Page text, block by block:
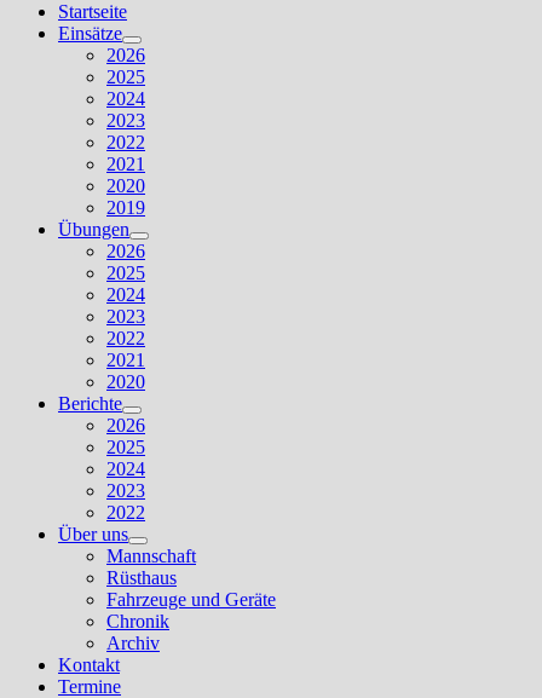
Startseite
Einsätze
Untermenü
anzeigen
2026
2025
2024
2023
2022
2021
2020
2019
Übungen
Untermenü
anzeigen
2026
2025
2024
2023
2022
2021
2020
Berichte
Untermenü
anzeigen
2026
2025
2024
2023
2022
Über uns
Untermenü
anzeigen
Mannschaft
Rüsthaus
Fahrzeuge und Geräte
Chronik
Archiv
Kontakt
Termine